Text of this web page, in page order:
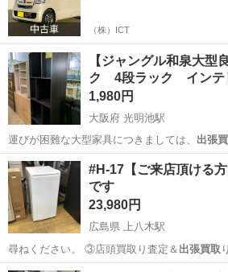
（株）ICT
【ジャングル和泉大型
ク 4段ラック イン
1,980円
大阪府 光明池駅
運びが困難な大型家具につきましては、 出張
でお気軽にご相談く…
大阪 和泉市 光明池駅 収納家具
#H-17【ご来店頂ける
です
23,980円
広島県 上八木駅
尋ねください。 ③店頭買取り査定＆ 出張買取
査定も行なっ…